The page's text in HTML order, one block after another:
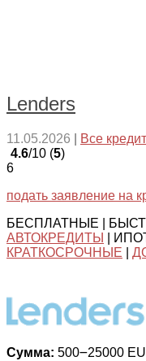
Lenders
11.05.2026 Все
4.6/10 (5)
6
подать заявление на
БЕСПЛАТНЫЕ |
АВТОКРЕДИТЫ
|
КРАТКОСРОЧНЫЕ
Сумма: 500౼25000